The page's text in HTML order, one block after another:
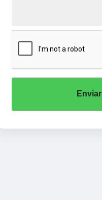
Enviar